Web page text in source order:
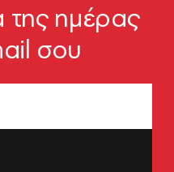
ημέρας
σου